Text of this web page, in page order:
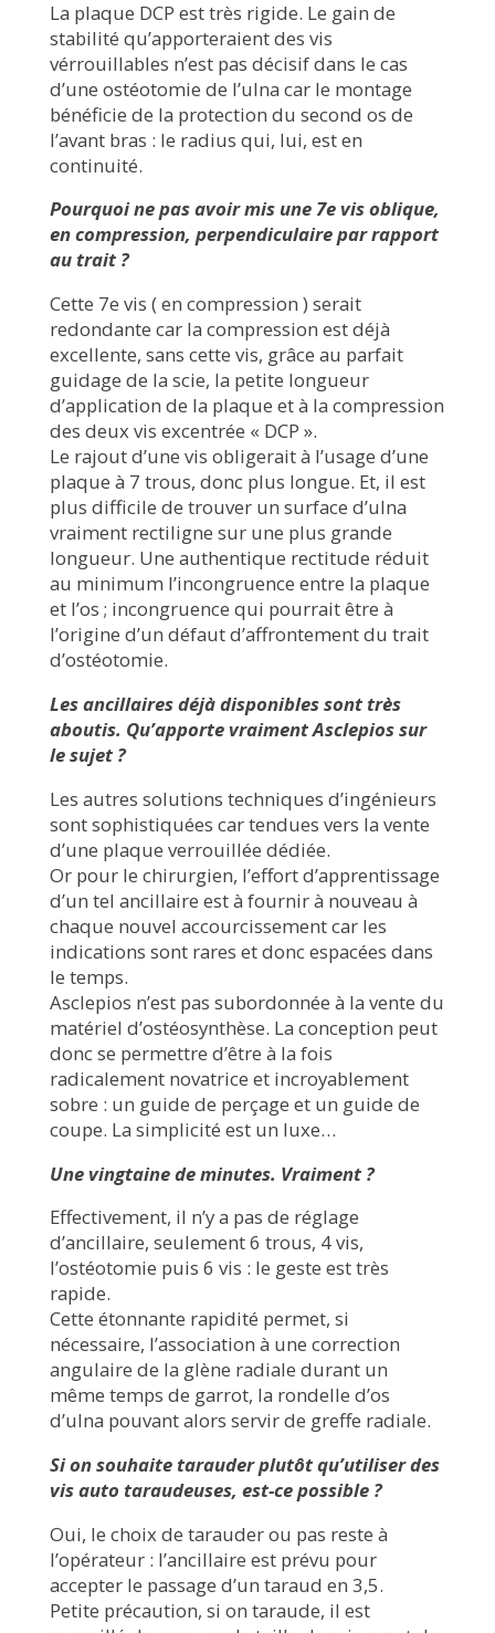
La plaque DCP est très rigide. Le gain de
stabilité qu’apporteraient des vis
vérrouillables n’est pas décisif dans le cas
d’une ostéotomie de l’ulna car le montage
bénéficie de la protection du second os de
l’avant bras : le radius qui, lui, est en
continuité.
Pourquoi ne pas avoir mis une 7e vis oblique,
en compression, perpendiculaire par rapport
au trait ?
Cette 7e vis ( en compression ) serait
redondante car la compression est déjà
excellente, sans cette vis, grâce au parfait
guidage de la scie, la petite longueur
d’application de la plaque et à la compression
des deux vis excentrée « DCP ».
Le rajout d’une vis obligerait à l’usage d’une
plaque à 7 trous, donc plus longue. Et, il est
plus difficile de trouver un surface d’ulna
vraiment rectiligne sur une plus grande
longueur. Une authentique rectitude réduit
au minimum l’incongruence entre la plaque
et l’os ; incongruence qui pourrait être à
l’origine d’un défaut d’affrontement du trait
d’ostéotomie.
Les ancillaires déjà disponibles sont très
aboutis. Qu’apporte vraiment Asclepios sur
le sujet ?
Les autres solutions techniques d’ingénieurs
sont sophistiquées car tendues vers la vente
d’une plaque verrouillée dédiée.
Or pour le chirurgien, l’effort d’apprentissage
d’un tel ancillaire est à fournir à nouveau à
chaque nouvel accourcissement car les
indications sont rares et donc espacées dans
le temps.
Asclepios n’est pas subordonnée à la vente du
matériel d’ostéosynthèse. La conception peut
donc se permettre d’être à la fois
radicalement novatrice et incroyablement
sobre : un guide de perçage et un guide de
coupe. La simplicité est un luxe…
Une vingtaine de minutes. Vraiment ?
Effectivement, il n’y a pas de réglage
d’ancillaire, seulement 6 trous, 4 vis,
l’ostéotomie puis 6 vis : le geste est très
rapide.
Cette étonnante rapidité permet, si
nécessaire, l’association à une correction
angulaire de la glène radiale durant un
même temps de garrot, la rondelle d’os
d’ulna pouvant alors servir de greffe radiale.
Si on souhaite tarauder plutôt qu’utiliser des
vis auto taraudeuses, est-ce possible ?
Oui, le choix de tarauder ou pas reste à
l’opérateur : l’ancillaire est prévu pour
accepter le passage d’un taraud en 3,5.
Petite précaution, si on taraude, il est